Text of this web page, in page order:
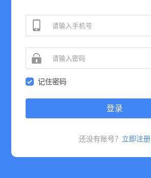
记住密码
登录
还没有账号？ 立即注册